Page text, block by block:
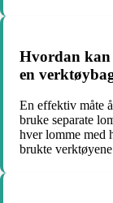
Hvordan kan
en
En effektiv måte
bruke separate
hver lomme med
brukte